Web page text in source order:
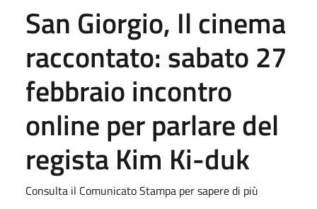
San Giorgio, Il cinema
raccontato: sabato 27
febbraio incontro
online per parlare del
regista Kim Ki-duk
Consulta il Comunicato Stampa per sapere di più